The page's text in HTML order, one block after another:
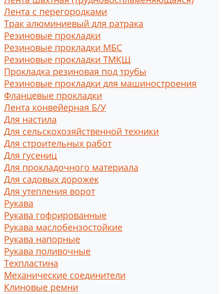
Лента с перегородками
Трак алюминиевый для ратрака
Резиновые прокладки
Резиновые прокладки МБС
Резиновые прокладки ТМКЩ
Прокладка резиновая под трубы
Резиновые прокладки для машиностроения
Фланцевые прокладки
Лента конвейерная Б/У
Для настила
Для сельскохозяйственной техники
Для строительных работ
Для гусениц
Для прокладочного материала
Для садовых дорожек
Для утепления ворот
Рукава
Рукава гофрированные
Рукава маслобензостойкие
Рукава напорные
Рукава поливочные
Техпластина
Механические соединители
Клиновые ремни